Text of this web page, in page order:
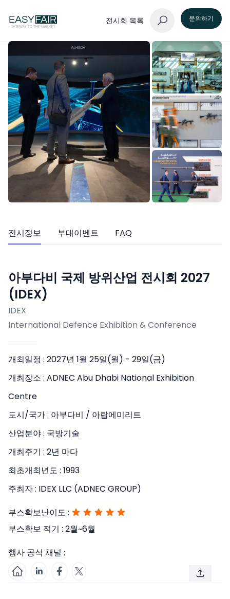
전시회 목록 문의하기
전시정보 부대이벤트 FAQ
아부다비 국제 방위산업 전시회 2027
(IDEX)
IDEX
International Defence Exhibition & Conference
개최일정 : 2027년 1월 25일(월) - 29일(금)
개최장소 : ADNEC Abu Dhabi National Exhibition
Centre
도시/국가 : 아부다비 / 아랍에미리트
산업분야 : 국방기술
개최주기 : 2년 마다
최초개최년도 : 1993
주최자 : IDEX LLC (ADNEC GROUP)
부스확보난이도 :
부스확보 적기 : 2월~6월
행사 공식 채널 :